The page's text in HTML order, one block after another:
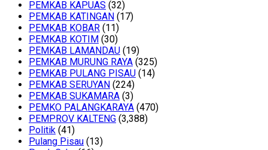
PEMKAB KAPUAS (32)
PEMKAB KATINGAN (17)
PEMKAB KOBAR (11)
PEMKAB KOTIM (30)
PEMKAB LAMANDAU (19)
PEMKAB MURUNG RAYA (325)
PEMKAB PULANG PISAU (14)
PEMKAB SERUYAN (224)
PEMKAB SUKAMARA (3)
PEMKO PALANGKARAYA (470)
PEMPROV KALTENG (3,388)
Politik (41)
Pulang Pisau (13)